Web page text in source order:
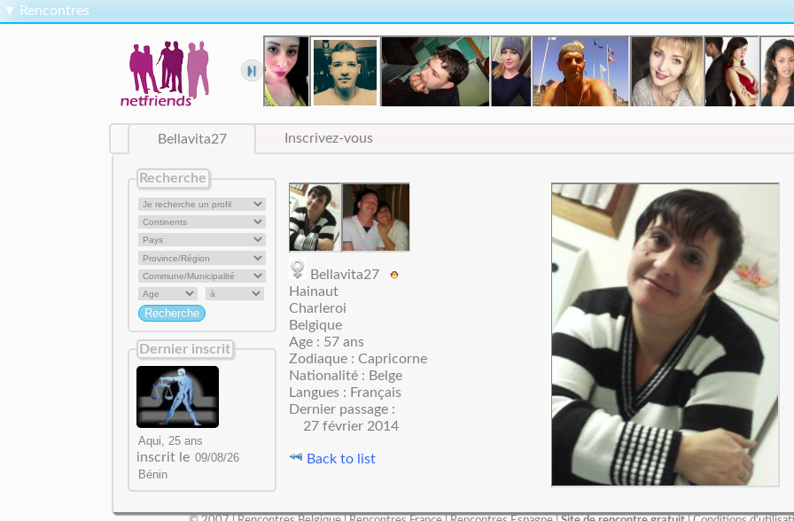
▼ Rencontres
Bellavita27 Inscrivez-vous
Recherche
Dernier inscrit
inscrit le
Bellavita27
Hainaut
Charleroi
Belgique
Age : 57 ans
Zodiaque : Capricorne
Nationalité : Belge
Langues : Français
Dernier passage :
27 février 2014
Back to list